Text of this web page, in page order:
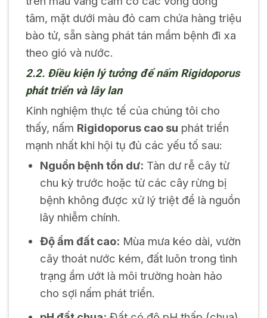
tâm, mặt dưới màu đỏ cam chứa hàng triệu
bào tử, sẵn sàng phát tán mầm bệnh đi xa
theo gió và nước.
2.2. Điều kiện lý tưởng để nấm Rigidoporus
phát triển và lây lan
Kinh nghiệm thực tế của chúng tôi cho
thấy, nấm Rigidoporus cao su phát triển
mạnh nhất khi hội tụ đủ các yếu tố sau:
Nguồn bệnh tồn dư: Tàn dư rễ cây từ
chu kỳ trước hoặc từ các cây rừng bị
bệnh không được xử lý triệt để là nguồn
lây nhiễm chính.
Độ ẩm đất cao: Mùa mưa kéo dài, vườn
cây thoát nước kém, đất luôn trong tình
trạng ẩm ướt là môi trường hoàn hảo
cho sợi nấm phát triển.